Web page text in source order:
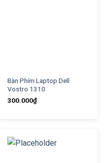
Bàn Phím Laptop Dell
Vostro 1310
300.000₫